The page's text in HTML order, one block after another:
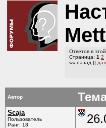
Ответов в
Страница: 1 2
«« назад ||
Автор
Scaja
Пользователь
Ранг: 18